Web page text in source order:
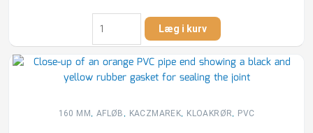
Kaczmarek
160
x
3000
mm
kloakrør
Læg i kurv
160 MM, AFLØB , KACZMAREK, KLOAKRØR, PVC